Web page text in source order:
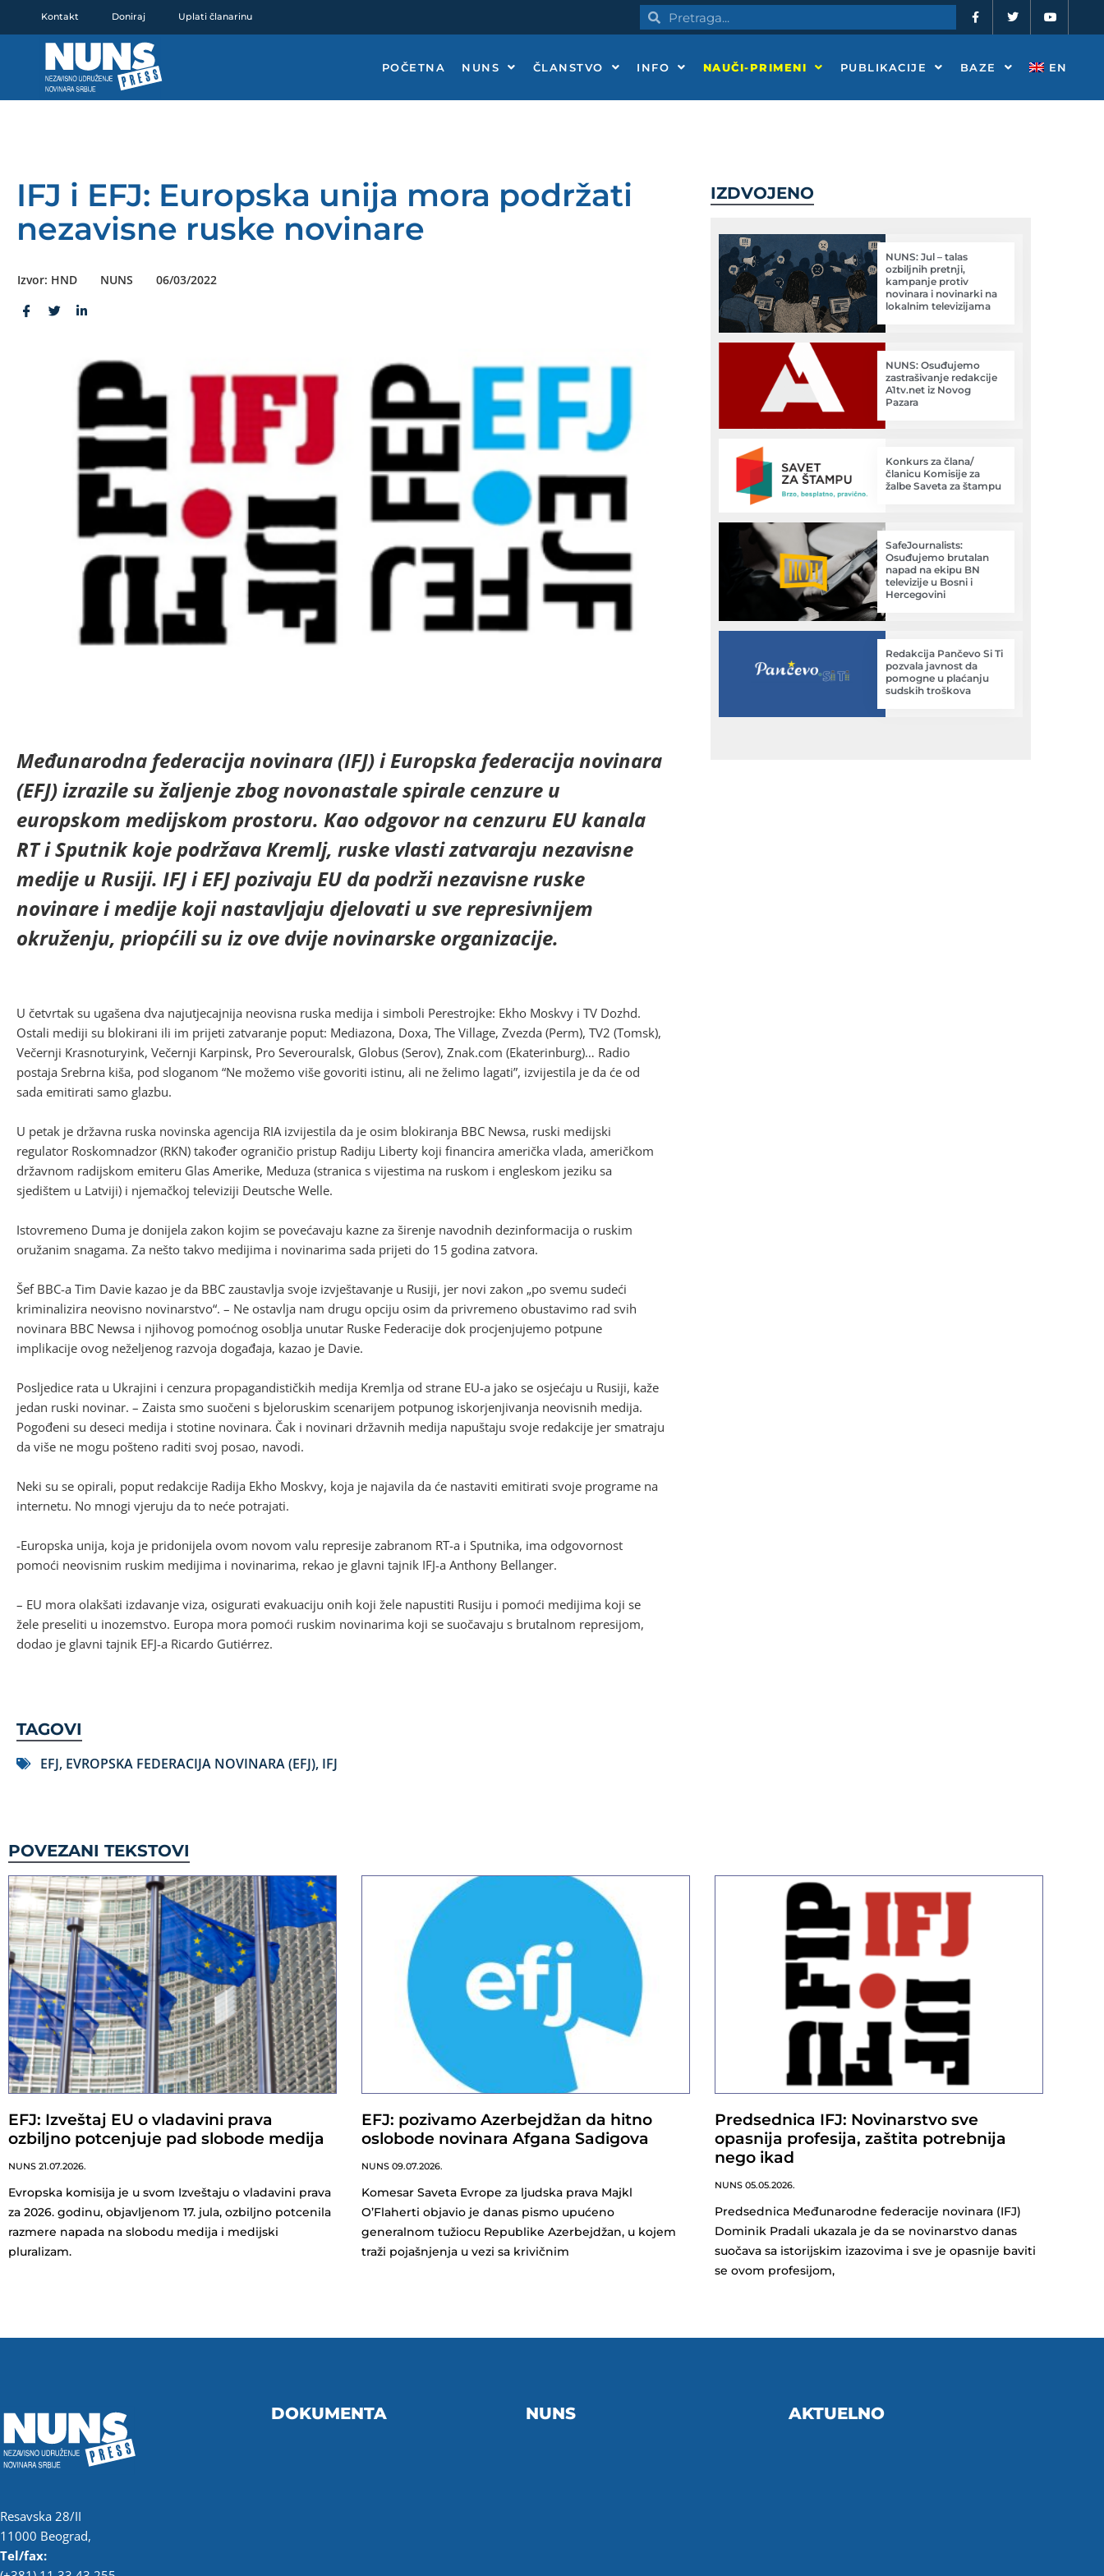
Kontakt Doniraj Uplati članarinu PretragaPretraga a
c
e
o
o
-
w
t
e
o
t
b
e
POČETNA NUNS ČLANSTVO INFO NAUČI-PRIMENI PUBLIKACIJE BAZE EN
IFJ i EFJ: Europska unija mora podržati
nezavisne ruske novinare
Izvor: HND NUNS 06/03/2022
Međunarodna federacija novinara (IFJ) i Europska federacija novinara
(EFJ) izrazile su žaljenje zbog novonastale spirale cenzure u
europskom medijskom prostoru. Kao odgovor na cenzuru EU kanala
RT i Sputnik koje podržava Kremlj, ruske vlasti zatvaraju nezavisne
medije u Rusiji. IFJ i EFJ pozivaju EU da podrži nezavisne ruske
novinare i medije koji nastavljaju djelovati u sve represivnijem
okruženju, priopćili su iz ove dvije novinarske organizacije.
U četvrtak su ugašena dva najutjecajnija neovisna ruska medija i simboli Perestrojke: Ekho Moskvy i TV Dozhd.
Ostali mediji su blokirani ili im prijeti zatvaranje poput: Mediazona, Doxa, The Village, Zvezda (Perm), TV2 (Tomsk),
Večernji Krasnoturyink, Večernji Karpinsk, Pro Severouralsk, Globus (Serov), Znak.com (Ekaterinburg)… Radio
postaja Srebrna kiša, pod sloganom “Ne možemo više govoriti istinu, ali ne želimo lagati”, izvijestila je da će od
sada emitirati samo glazbu.
U petak je državna ruska novinska agencija RIA izvijestila da je osim blokiranja BBC Newsa, ruski medijski
regulator Roskomnadzor (RKN) također ograničio pristup Radiju Liberty koji financira američka vlada, američkom
državnom radijskom emiteru Glas Amerike, Meduza (stranica s vijestima na ruskom i engleskom jeziku sa
sjedištem u Latviji) i njemačkoj televiziji Deutsche Welle.
Istovremeno Duma je donijela zakon kojim se povećavaju kazne za širenje navodnih dezinformacija o ruskim
oružanim snagama. Za nešto takvo medijima i novinarima sada prijeti do 15 godina zatvora.
Šef BBC-a Tim Davie kazao je da BBC zaustavlja svoje izvještavanje u Rusiji, jer novi zakon „po svemu sudeći
kriminalizira neovisno novinarstvo“. – Ne ostavlja nam drugu opciju osim da privremeno obustavimo rad svih
novinara BBC Newsa i njihovog pomoćnog osoblja unutar Ruske Federacije dok procjenjujemo potpune
implikacije ovog neželjenog razvoja događaja, kazao je Davie.
Posljedice rata u Ukrajini i cenzura propagandističkih medija Kremlja od strane EU-a jako se osjećaju u Rusiji, kaže
jedan ruski novinar. – Zaista smo suočeni s bjeloruskim scenarijem potpunog iskorjenjivanja neovisnih medija.
Pogođeni su deseci medija i stotine novinara. Čak i novinari državnih medija napuštaju svoje redakcije jer smatraju
da više ne mogu pošteno raditi svoj posao, navodi.
Neki su se opirali, poput redakcije Radija Ekho Moskvy, koja je najavila da će nastaviti emitirati svoje programe na
internetu. No mnogi vjeruju da to neće potrajati.
-Europska unija, koja je pridonijela ovom novom valu represije zabranom RT-a i Sputnika, ima odgovornost
pomoći neovisnim ruskim medijima i novinarima, rekao je glavni tajnik IFJ-a Anthony Bellanger.
– EU mora olakšati izdavanje viza, osigurati evakuaciju onih koji žele napustiti Rusiju i pomoći medijima koji se
žele preseliti u inozemstvo. Europa mora pomoći ruskim novinarima koji se suočavaju s brutalnom represijom,
dodao je glavni tajnik EFJ-a Ricardo Gutiérrez.
TAGOVI
EFJ, EVROPSKA FEDERACIJA NOVINARA (EFJ), IFJ
IZDVOJENO
NUNS: Jul – talas
ozbiljnih pretnji,
kampanje protiv
novinara i novinarki na
lokalnim televizijama
NUNS: Osuđujemo
zastrašivanje redakcije
A1tv.net iz Novog
Pazara
Konkurs za člana/
članicu Komisije za
žalbe Saveta za štampu
SafeJournalists:
Osuđujemo brutalan
napad na ekipu BN
televizije u Bosni i
Hercegovini
Redakcija Pančevo Si Ti
pozvala javnost da
pomogne u plaćanju
sudskih troškova
POVEZANI TEKSTOVI
EFJ: Izveštaj EU o vladavini prava
ozbiljno potcenjuje pad slobode medija
NUNS 21.07.2026.
Evropska komisija je u svom Izveštaju o vladavini prava
za 2026. godinu, objavljenom 17. jula, ozbiljno potcenila
razmere napada na slobodu medija i medijski
pluralizam.
EFJ: pozivamo Azerbejdžan da hitno
oslobode novinara Afgana Sadigova
NUNS 09.07.2026.
Komesar Saveta Evrope za ljudska prava Majkl
O’Flaherti objavio je danas pismo upućeno
generalnom tužiocu Republike Azerbejdžan, u kojem
traži pojašnjenja u vezi sa krivičnim
Predsednica IFJ: Novinarstvo sve
opasnija profesija, zaštita potrebnija
nego ikad
NUNS 05.05.2026.
Predsednica Međunarodne federacije novinara (IFJ)
Dominik Pradali ukazala je da se novinarstvo danas
suočava sa istorijskim izazovima i sve je opasnije baviti
se ovom profesijom,
Resavska 28/II
11000 Beograd,
Tel/fax:
DOKUMENTA NUNS AKTUELNO